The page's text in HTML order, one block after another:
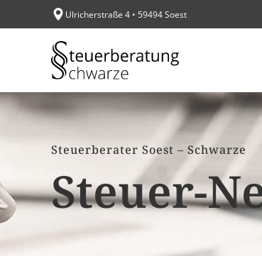
Zum Hauptinhalt springen
Ulricherstraße 4 • 59494 Soest
Steuerberater Soest – Schwarze
Steuer-